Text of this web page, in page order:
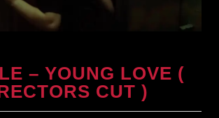
– YOUNG LOVE (
CUT )